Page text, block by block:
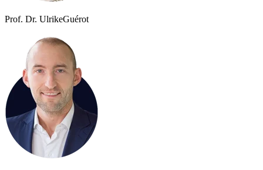
Prof. Dr. UlrikeGuérot